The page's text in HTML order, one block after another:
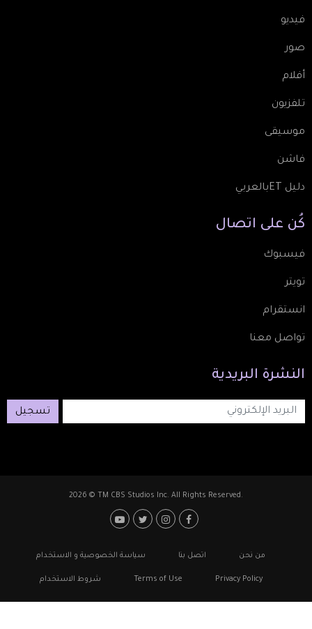
فيديو
صور
أفلام
تلفزيون
موسيقى
فاشن
دليل ETبالعربي
كُن على اتصال
فيسبوك
تويتر
انستقرام
تواصل معنا
النشرة البريدية
تسجيل
2026 © TM CBS Studios Inc. All Rights Reserved.
Footer: Social Media
من نحن اتصل بنا سياسة الخصوصية و الاستخدام
Privacy Policy
Terms of Use شروط الاستخدام